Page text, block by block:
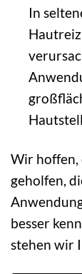
In
Wir hoffen,
geholfen,
besser
stehen wir